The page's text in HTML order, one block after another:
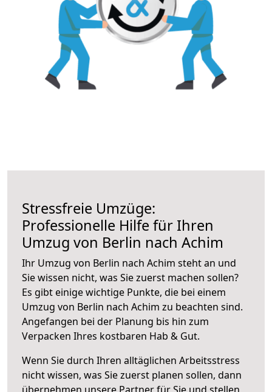
Stressfreie Umzüge:
Professionelle Hilfe für Ihren
Umzug von Berlin nach Achim
Ihr Umzug von Berlin nach Achim steht an und
Sie wissen nicht, was Sie zuerst machen sollen?
Es gibt einige wichtige Punkte, die bei einem
Umzug von Berlin nach Achim zu beachten sind.
Angefangen bei der Planung bis hin zum
Verpacken Ihres kostbaren Hab & Gut.
Wenn Sie durch Ihren alltäglichen Arbeitsstress
nicht wissen, was Sie zuerst planen sollen, dann